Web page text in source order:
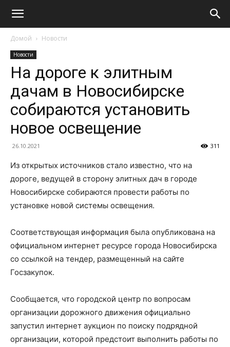
Домой Новости
Новости
На дороге к элитным
дачам в Новосибирске
собираются установить
новое освещение
26.10.2021 311
Из открытых источников стало известно, что на
дороге, ведущей в сторону элитных дач в городе
Новосибирске собираются провести работы по
установке новой системы освещения.
Соответствующая информация была опубликована на
официальном интернет ресурсе города Новосибирска
со ссылкой на тендер, размещенный на сайте
Госзакупок.
Сообщается, что городской центр по вопросам
организации дорожного движения официально
запустил интернет аукцион по поиску подрядной
организации, которой предстоит выполнить работы по